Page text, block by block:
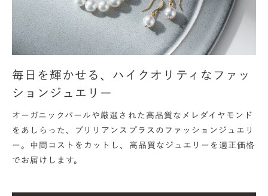
西暦（2023年6月30日）
2023.6.30 （半角10文字）
元号（令和5年6月30日）
R5.6.30（半角7文字）
アメリカ式（2023年6月30日）
Jun. 30, 2023（スペース含め半角13文字）
毎日を輝かせる、ハイクオリティなファッ
ションジュエリー
オーガニックパールや厳選された高品質なメレダイヤモンド
をあしらった、ブリリアンスプラスのファッションジュエリ
ー。中間コストをカットし、高品質なジュエリーを適正価格
でお届けします。